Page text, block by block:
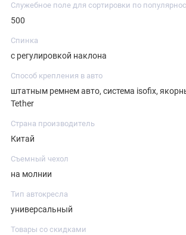
Служебное поле для сортировки по
500
Спинка
с регулировкой наклона
Способ крепления в авто
штатным ремнем авто, система isofix,
Tether
Страна производитель
Китай
Съемный чехол
на молнии
Тип автокресла
универсальный
Товары со скидками